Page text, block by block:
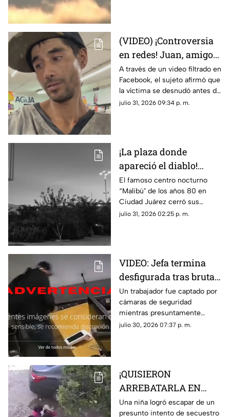
(VIDEO) ¡Controversia
en redes! Juan, amigo
de José Bélico, habría
movido un cadáver que
cayó en su dique
A través de un video filtrado en
Facebook, el sujeto afirmó que
la víctima se desnudó antes de
caer y justificó haber movido
julio 31, 2026 09:34 p. m.
¡La plaza donde
apareció el diablo!
Aseguran que hombre
con patas de cabra se
apareció en lo que hoy
es conocida tienda en
El famoso centro nocturno
“Malibú" de los años 80 en
Ciudad Juárez cerró sus
puertas tras una terrorífica
julio 31, 2026 02:25 p. m.
VIDEO: Jefa termina
desfigurada tras brutal
ataque de su empleado
por no pagarle
liquiación
Un trabajador fue captado por
cámaras de seguridad
mientras presuntamente
golpeaba a su jefa en repetidas
julio 30, 2026 07:37 p. m.
¡QUISIERON
ARREBATARLA EN
SEGUNDOS! Niña
Una niña logró escapar de un
presunto intento de secuestro